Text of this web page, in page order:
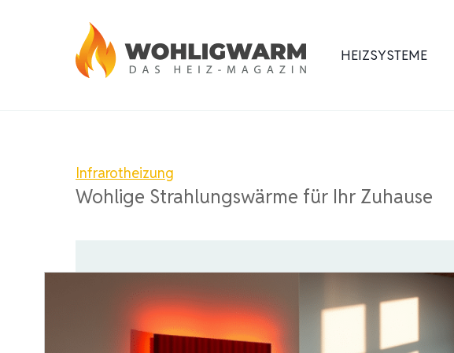
HEIZSYSTEME
Infrarotheizung
Wohlige Strahlungswärme für Ihr Zuhause